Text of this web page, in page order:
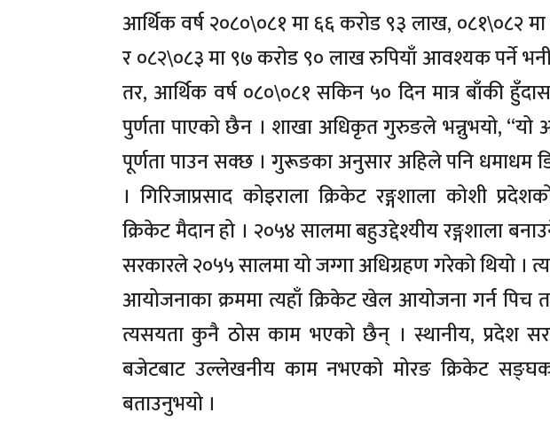
आर्थिक वर्ष २०८०\०८१ मा ६६ करोड ९३ लाख, ०८१\०८२
र ०८२\०८३ मा ९७ करोड ९० लाख रुपियाँ आवश्यक पर्ने
तर, आर्थिक वर्ष ०८०\०८१ सकिन ५० दिन मात्र बाँकी
पुर्णता पाएको छैन । शाखा अधिकृत गुरुङले भन्नुभयो, ‘‘यो
पूर्णता पाउन सक्छ । गुरूङका अनुसार अहिले पनि धमाधम
। गिरिजाप्रसाद कोइराला क्रिकेट रङ्गशाला कोशी
क्रिकेट मैदान हो । २०५४ सालमा बहुउद्देश्यीय रङ्गशाला
सरकारले २०५५ सालमा यो जग्गा अधिग्रहण गरेको थियो ।
आयोजनाका क्रममा त्यहाँ क्रिकेट खेल आयोजना गर्न पिच
त्यसयता कुनै ठोस काम भएको छैन् । स्थानीय, प्रदेश
बजेटबाट उल्लेखनीय काम नभएको मोरङ क्रिकेट
बताउनुभयो ।